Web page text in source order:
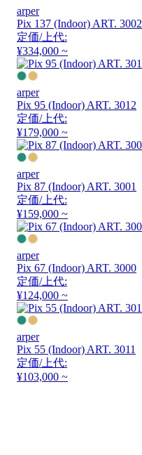
arper
Pix 137 (Indoor) ART. 3002
定価/上代:
¥334,000 ~
arper
Pix 95 (Indoor) ART. 3012
定価/上代:
¥179,000 ~
arper
Pix 87 (Indoor) ART. 3001
定価/上代:
¥159,000 ~
arper
Pix 67 (Indoor) ART. 3000
定価/上代:
¥124,000 ~
arper
Pix 55 (Indoor) ART. 3011
定価/上代:
¥103,000 ~